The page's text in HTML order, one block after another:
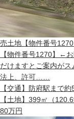
売土地 【物件番号
【物件番号1270】←
だけますとご案内が
法上、許可……
【交通】 防府駅まで約
【土地】 399㎡（
80万円